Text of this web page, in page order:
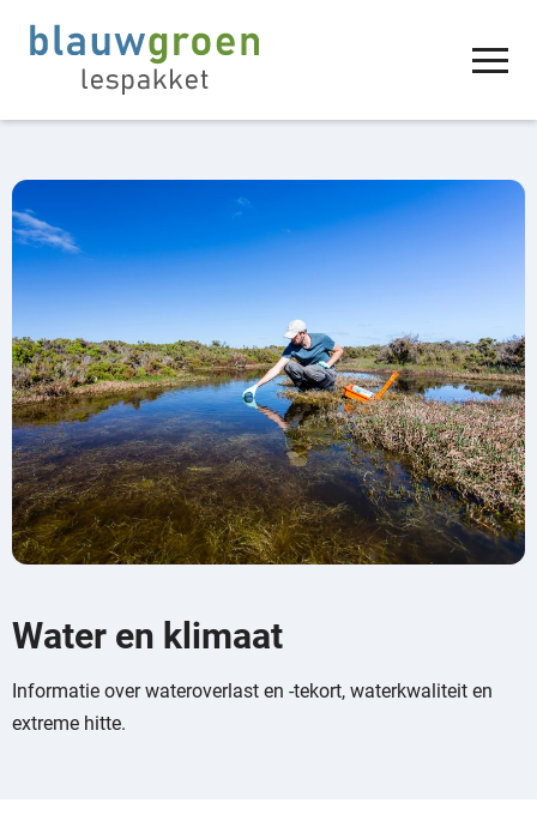
Water en klimaat
Informatie over wateroverlast en -tekort, waterkwaliteit en
extreme hitte.